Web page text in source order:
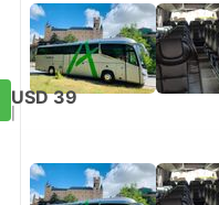
USD 39